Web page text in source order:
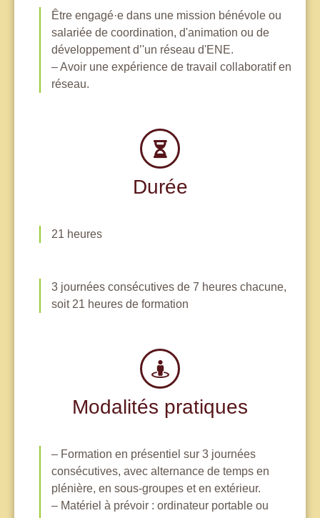
Être engagé·e dans une mission bénévole ou
salariée de coordination, d'animation ou de
développement d’'un réseau d'ENE.
– Avoir une expérience de travail collaboratif en
réseau.
Durée
21 heures
3 journées consécutives de 7 heures chacune,
soit 21 heures de formation
Modalités pratiques
– Formation en présentiel sur 3 journées
consécutives, avec alternance de temps en
plénière, en sous-groupes et en extérieur.
– Matériel à prévoir : ordinateur portable ou